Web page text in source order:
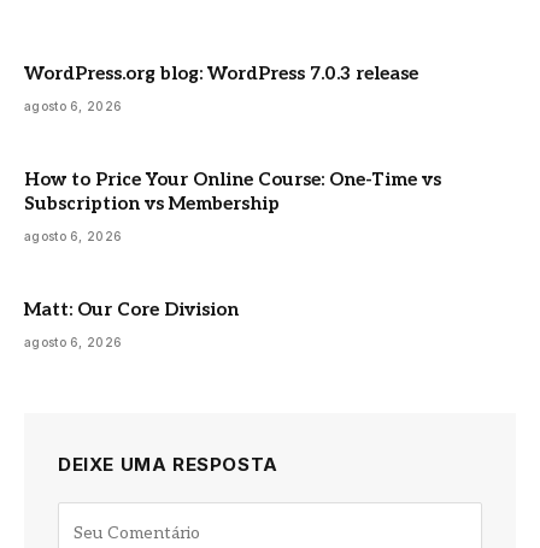
WordPress.org blog: WordPress 7.0.3 release
agosto 6, 2026
How to Price Your Online Course: One-Time vs
Subscription vs Membership
agosto 6, 2026
Matt: Our Core Division
agosto 6, 2026
DEIXE UMA RESPOSTA